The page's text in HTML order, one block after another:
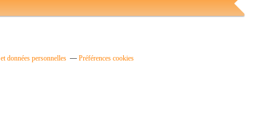
données personnelles Préférences cookies